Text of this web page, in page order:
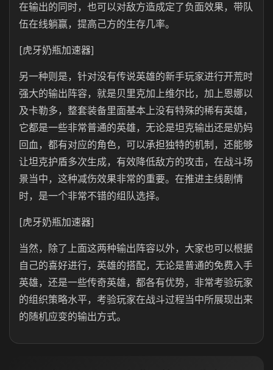
在输出的同时，也可以对敌方造成定了负面效果，带队
伍在线躺赢，提高己方的生存几率。
[虎牙奶瓶加速器]
另一种则是，针对没有传说英雄的新手玩家进行开荒时
强大的输出阵容，就是贝里克加上维尔比，加上恩娜以
及卡勒多，整套装备里面基本上没有特殊的稀有英雄，
它都是一些非常普通的英雄，无论是坦克输出还是奶妈
回血，都有对应的角色，可以承担独特的机制，还能够
让坦克护盾多次生成，有效降低敌方的攻击，在战斗场
景当中，这种减伤效果非常的重要。在推进主线剧情
时，是一个非常不错的组队选择。
[虎牙奶瓶加速器]
当然，除了上面这两种输出阵容以外，大家也可以根据
自己的喜好进行，英雄的搭配，无论是普通的免费入手
英雄，还是一些传奇英雄，都各有优势，非常考验玩家
的组织策略水平，考验玩家在战斗过程当中所展现出来
的随机应变的输出方式。